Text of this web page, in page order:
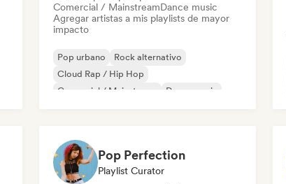
Comercial / MainstreamDance music
Agregar artistas a mis playlists de mayor
impacto
Pop urbano
Rock alternativo
Cloud Rap / Hip Hop
Comercial / Mainstream
Dance music
Pop Perfection
Playlist Curator